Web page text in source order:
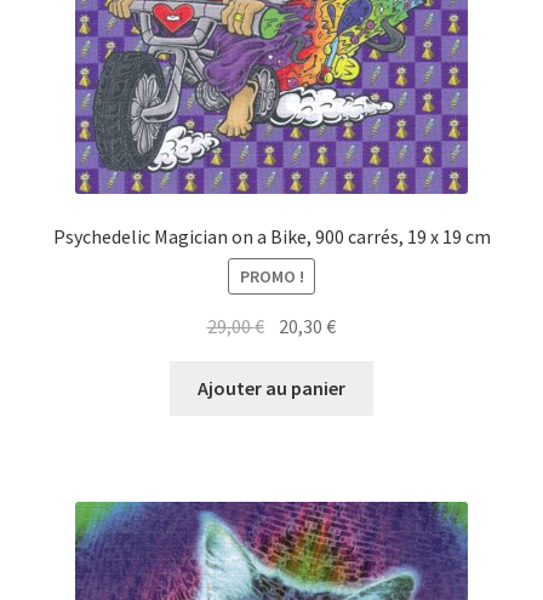
Psychedelic Magician on a Bike, 900 carrés, 19 x 19 cm
PROMO !
29,00€ Le
initial
20,30€Le
actuel
Ajouter au panier